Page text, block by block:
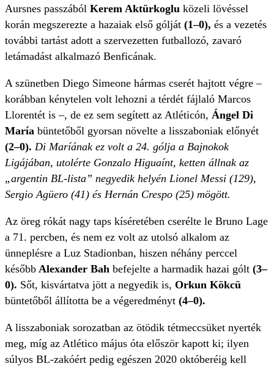
Aursnes passzából Kerem Aktürkoglu közeli lövéssel
korán megszerezte a hazaiak első gólját (1–0), és a vezetés
további tartást adott a szervezetten futballozó, zavaró
letámadást alkalmazó Benficának.
A szünetben Diego Simeone hármas cserét hajtott végre –
korábban kénytelen volt lehozni a térdét fájlaló Marcos
Llorentét is –, de ez sem segített az Atléticón, Ángel Di
María büntetőből gyorsan növelte a lisszaboniak előnyét
(2–0). Di Maríának ez volt a 24. gólja a Bajnokok
Ligájában, utolérte Gonzalo Higuaínt, ketten állnak az
„argentin BL-lista” negyedik helyén Lionel Messi (129),
Sergio Agüero (41) és Hernán Crespo (25) mögött.
Az öreg rókát nagy taps kíséretében cserélte le Bruno Lage
a 71. percben, és nem ez volt az utolsó alkalom az
ünneplésre a Luz Stadionban, hiszen néhány perccel
később Alexander Bah befejelte a harmadik hazai gólt (3–
0). Sőt, kisvártatva jött a negyedik is, Orkun Kökcü
büntetőből állította be a végeredményt (4–0).
A lisszaboniak sorozatban az ötödik tétmeccsüket nyerték
meg, míg az Atlético május óta először kapott ki; ilyen
súlyos BL-zakóért pedig egészen 2020 októberéig kell